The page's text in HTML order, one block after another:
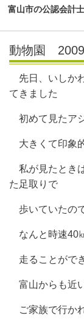
富山市の公認会計
動物園
先日、いしか
てきました
初めて見たア
大きくて印象
私が見たとき
た足取りで
歩いていたの
なんと時速40
走ることがで
富山からも近
ご家族で行か